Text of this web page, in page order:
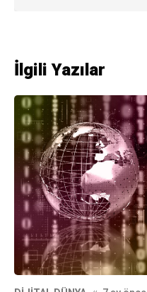
İlgili Yazılar